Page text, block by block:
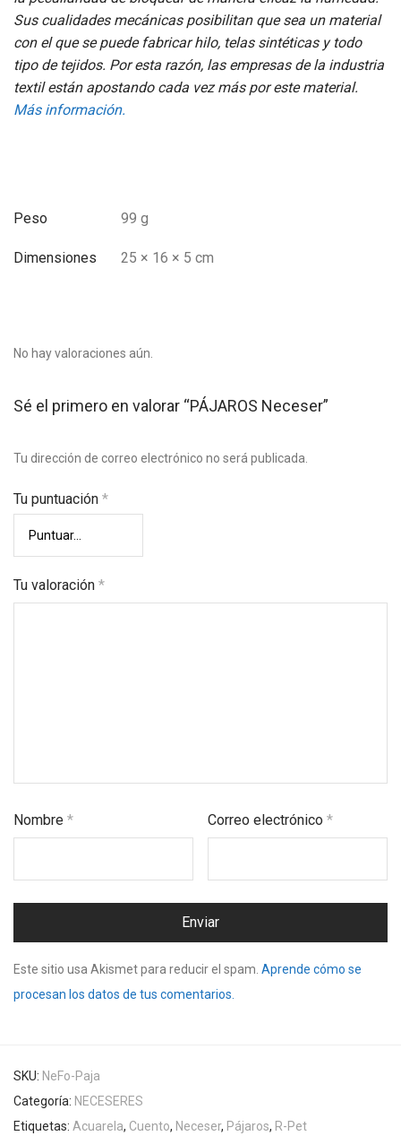
Sus cualidades mecánicas posibilitan que sea un material
con el que se puede fabricar hilo, telas sintéticas y todo
tipo de tejidos. Por esta razón, las empresas de la industria
textil están apostando cada vez más por este material.
Más información.
Peso 99 g
Dimensiones 25 × 16 × 5 cm
No hay valoraciones aún.
Sé el primero en valorar “PÁJAROS Neceser”
Tu dirección de correo electrónico no será publicada.
Tu puntuación *
Tu valoración *
Nombre * Correo electrónico*
Este sitio usa Akismet para reducir el spam. Aprende cómo se
procesan los datos de tus comentarios.
SKU: NeFo-Paja
Categoría: NECESERES
Etiquetas: Acuarela, Cuento, Neceser, Pájaros, R-Pet